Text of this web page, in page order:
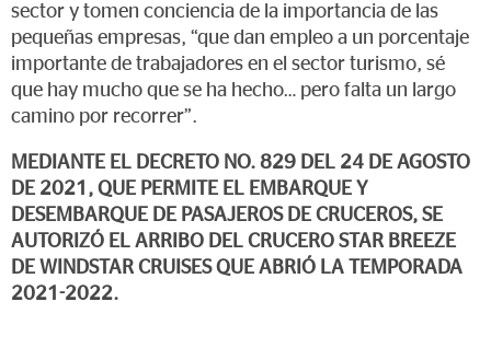
sector y tomen conciencia de la importancia de las
pequeñas empresas, “que dan empleo a un porcentaje
importante de trabajadores en el sector turismo, sé
que hay mucho que se ha hecho… pero falta un largo
camino por recorrer”.
MEDIANTE EL DECRETO NO. 829 DEL 24 DE AGOSTO
DE 2021, QUE PERMITE EL EMBARQUE Y
DESEMBARQUE DE PASAJEROS DE CRUCEROS, SE
AUTORIZÓ EL ARRIBO DEL CRUCERO STAR BREEZE
DE WINDSTAR CRUISES QUE ABRIÓ LA TEMPORADA
2021-2022.